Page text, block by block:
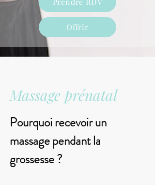
Offrir
Massage prénatal
Pourquoi recevoir un
massage pendant la
grossesse ?